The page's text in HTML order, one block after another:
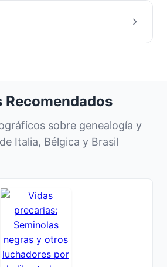
Recomendados
sobre genealogía y
Italia, Bélgica y Brasil